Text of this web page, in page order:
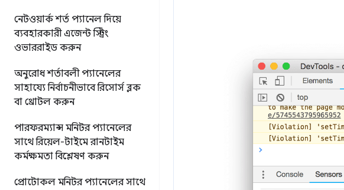
নেটওয়ার্ক শর্ত প্যানেল দিয়ে
ব্যবহারকারী এজেন্ট স্ট্রিং
ওভাররাইড করুন
অনুরোধ শর্তাবলী প্যানেলের
সাহায্যে নির্বাচনীভাবে রিসোর্স ব্লক
বা থ্রোটল করুন
পারফরম্যান্স মনিটর প্যানেলের
সাথে রিয়েল-টাইমে রানটাইম
কর্মক্ষমতা বিশ্লেষণ করুন
প্রোটোকল মনিটর প্যানেলের সাথে